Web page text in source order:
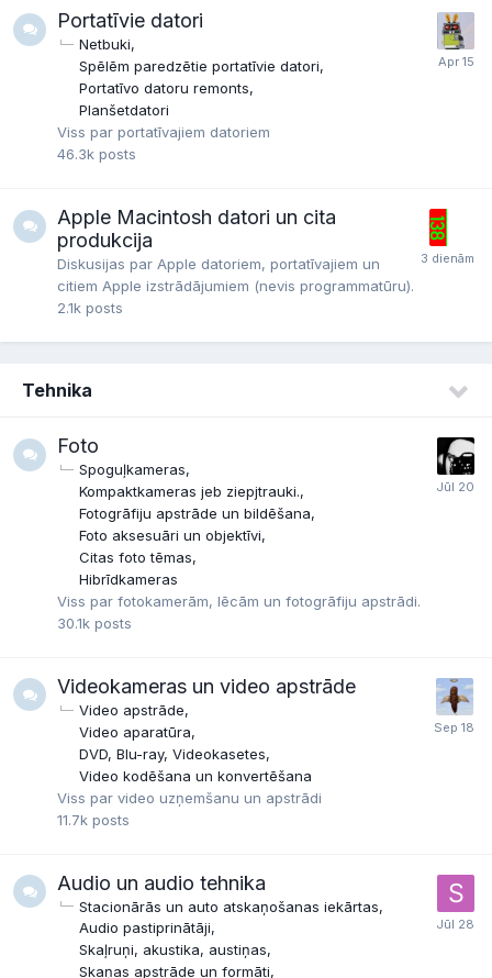
Portatīvie datori
Netbuki
Spēlēm paredzētie portatīvie datori
Portatīvo datoru remonts
Planšetdatori
Viss par portatīvajiem datoriem
46.3k posts
Apple Macintosh datori un cita
produkcija
Diskusijas par Apple datoriem, portatīvajiem un
citiem Apple izstrādājumiem (nevis programmatūru).
2.1k posts
Tehnika
Foto
Spoguļkameras
Kompaktkameras jeb ziepjtrauki.
Fotogrāfiju apstrāde un bildēšana
Foto aksesuāri un objektīvi
Citas foto tēmas
Hibrīdkameras
Viss par fotokamerām, lēcām un fotogrāfiju apstrādi.
30.1k posts
Videokameras un video apstrāde
Video apstrāde
Video aparatūra
DVD, Blu-ray, Videokasetes
Video kodēšana un konvertēšana
Viss par video uzņemšanu un apstrādi
11.7k posts
Audio un audio tehnika
Stacionārās un auto atskaņošanas iekārtas
Audio pastiprinātāji
Skaļruņi, akustika, austiņas
Skaņas apstrāde un formāti